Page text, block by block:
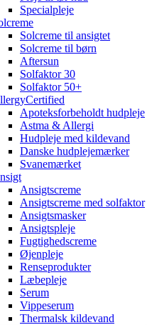
Specialpleje
Solcreme til ansigtet
Solcreme til børn
Aftersun
Solfaktor 30
Solfaktor 50+
Apoteksforbeholdt hudpleje
Astma & Allergi
Hudpleje med kildevand
Danske hudplejemærker
Svanemærket
Ansigtscreme
Ansigtscreme med solfaktor
Ansigtsmasker
Ansigtspleje
Fugtighedscreme
Øjenpleje
Renseprodukter
Læbepleje
Serum
Vippeserum
Thermalsk kildevand